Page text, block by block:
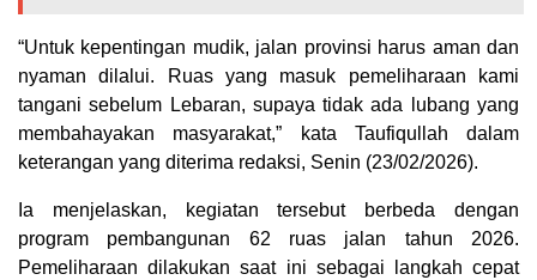
“Untuk kepentingan mudik, jalan provinsi harus aman dan
nyaman dilalui. Ruas yang masuk pemeliharaan kami
tangani sebelum Lebaran, supaya tidak ada lubang yang
membahayakan masyarakat,” kata Taufiqullah dalam
keterangan yang diterima redaksi, Senin (23/02/2026).
Ia menjelaskan, kegiatan tersebut berbeda dengan
program pembangunan 62 ruas jalan tahun 2026.
Pemeliharaan dilakukan saat ini sebagai langkah cepat